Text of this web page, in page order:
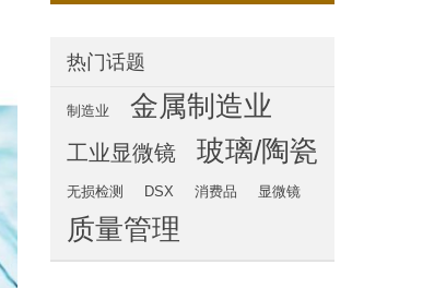
热门话题
制造业 金属制造业
工业显微镜 玻璃/陶瓷
无损检测 DSX 消费品 显微镜
质量管理